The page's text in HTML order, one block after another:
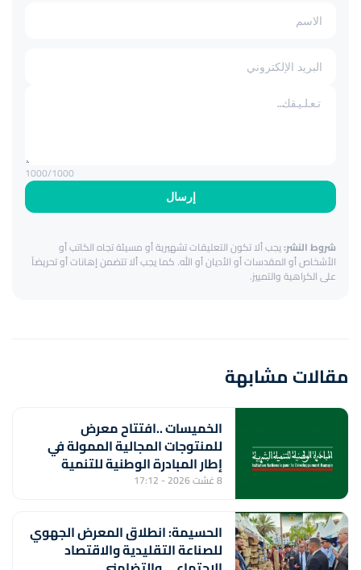
إرسال
1000/1000
شروط النشر:يجب ألا تكون التعليقات تشهيرية أو مسيئة تجاه الكاتب أو
الأشخاص أو المقدسات أو الأديان أو الله. كما يجب ألا تتضمن إهانات أو تحريضاً
على الكراهية والتمييز.
مقالات مشابهة
الخميسات ..افتتاح معرض
للمنتوجات المجالية الممولة في
إطار المبادرة الوطنية للتنمية
البشرية
8 غشت 2026 - 17:12
الحسيمة: انطلاق المعرض الجهوي
للصناعة التقليدية والاقتصاد